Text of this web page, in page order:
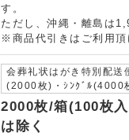
す。
ただし、沖縄・離島は
※商品代引きはご利用頂
会葬礼状はがき特別配
(2000枚)・ｼﾝｸﾞﾙ
2000枚/箱(100枚
は除く